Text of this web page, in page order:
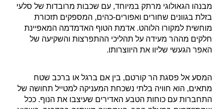
מבנהו הגאולוגי מרתק במיוחד, עם שכבות מרובדות של סלעי
בזלת בגוונים שחורים ואפורים-כהים, המספקים תזכורת
מוחשית למקורו הלוהט. אדמת הטוף האדמדמה המאפיינת
חלקים מההר מעידה על תהליכי ההתפרצות והשקיעה של
האפר הגעשי שליוו את היווצרותו.
המסע אל פסגת הר קורטם, בין אם ברגל או ברכב שטח
מתאים, הוא חוויה בלתי נשכחת המעניקה למטייל תחושה של
התחברות עם כוחות הטבע האדירים שעיצבו את הנוף. ככל